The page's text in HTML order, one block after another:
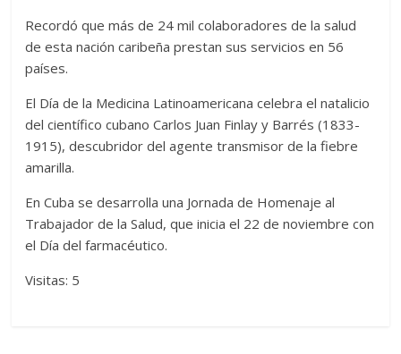
Recordó que más de 24 mil colaboradores de la salud
de esta nación caribeña prestan sus servicios en 56
países.
El Día de la Medicina Latinoamericana celebra el natalicio
del científico cubano Carlos Juan Finlay y Barrés (1833-
1915), descubridor del agente transmisor de la fiebre
amarilla.
En Cuba se desarrolla una Jornada de Homenaje al
Trabajador de la Salud, que inicia el 22 de noviembre con
el Día del farmacéutico.
Visitas: 5